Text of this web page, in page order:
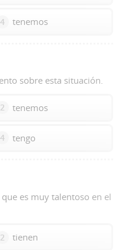
4 tenemos
sobre esta situación.
2 tenemos
4 tengo
es muy talentoso en el
2 tienen